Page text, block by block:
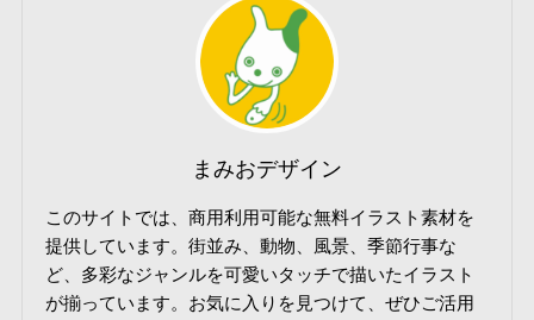
まみおデザイン
このサイトでは、商用利用可能な無料イラスト素材を
提供しています。街並み、動物、風景、季節行事な
ど、多彩なジャンルを可愛いタッチで描いたイラスト
が揃っています。お気に入りを見つけて、ぜひご活用